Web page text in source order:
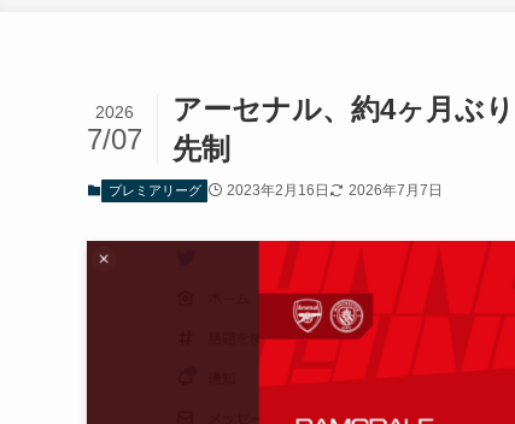
アーセナル、約4ヶ月ぶ
先制
2026
7/07
プレミアリーグ 2023年2月16日 2026年7月7日